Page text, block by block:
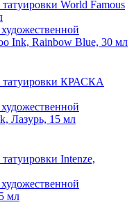
Ink, Rainbow Blue, 30 мл
Лазурь, 15 мл
мл